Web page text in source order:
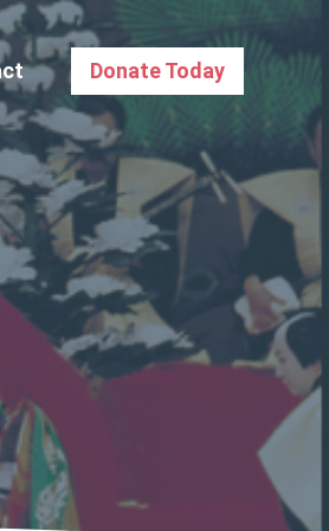
Donate Today